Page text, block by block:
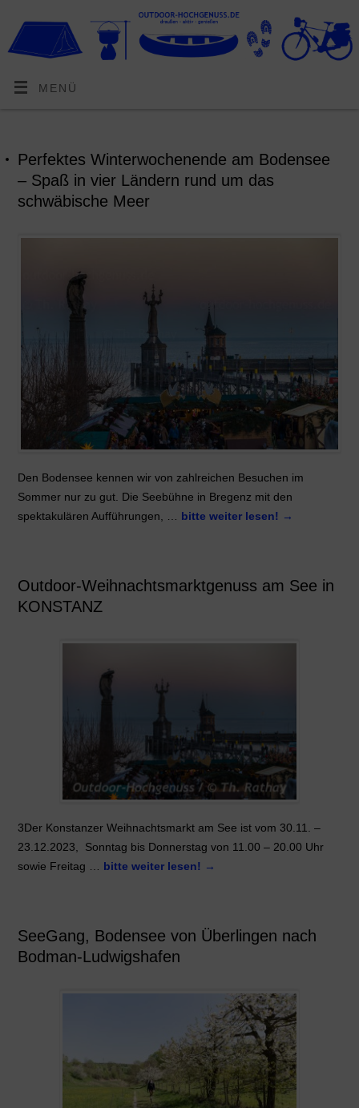
MENÜ
Perfektes Winterwochenende am Bodensee
– Spaß in vier Ländern rund um das
schwäbische Meer
Den Bodensee kennen wir von zahlreichen Besuchen im
Sommer nur zu gut. Die Seebühne in Bregenz mit den
spektakulären Aufführungen, … bitte weiter lesen! →
Outdoor-Weihnachtsmarktgenuss am See in
KONSTANZ
3Der Konstanzer Weihnachtsmarkt am See ist vom 30.11. –
23.12.2023, Sonntag bis Donnerstag von 11.00 – 20.00 Uhr
sowie Freitag … bitte weiter lesen! →
SeeGang, Bodensee von Überlingen nach
Bodman-Ludwigshafen